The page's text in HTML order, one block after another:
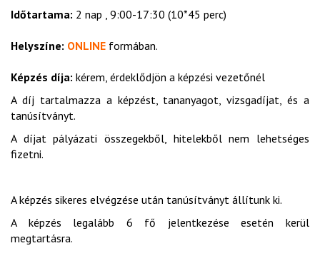
Időtartama: 2 nap , 9:00-17:30 (10*45 perc)
Helyszíne: ONLINE formában.
Képzés díja: kérem, érdeklődjön a képzési vezetőnél
A díj tartalmazza a képzést, tananyagot, vizsgadíjat, és a
tanúsítványt.
A díjat pályázati összegekből, hitelekből nem lehetséges
fizetni.
A képzés sikeres elvégzése után tanúsítványt állítunk ki.
A képzés legalább 6 fő jelentkezése esetén kerül
megtartásra.